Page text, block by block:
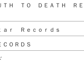
ＴＨ ＴＯ ＤＥＡＴＨ ＲＥ
ａｒ Ｒｅｃｏｒｄｓ
ＯＲＤＳ